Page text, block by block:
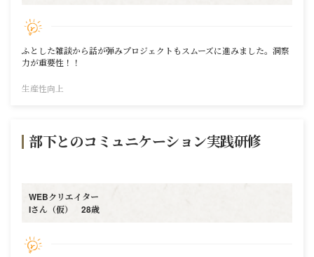
ふとした雑談から話が弾みプロジェクトもスムーズに進みました。洞察
力が重要性！！
生産性向上
部下とのコミュニケーション実践研修
WEBクリエイター
Iさん（仮） 28歳